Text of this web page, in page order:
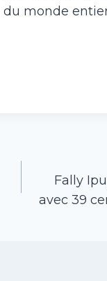
monde
Fally
avec 39